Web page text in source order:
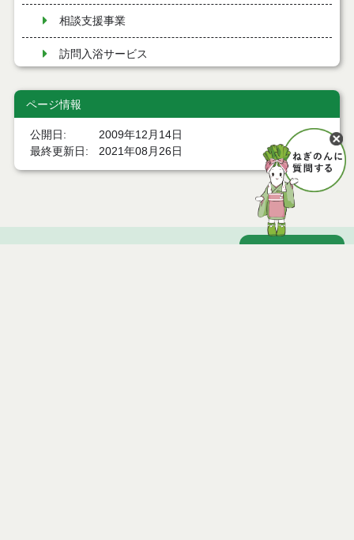
相談支援事業
訪問入浴サービス
レクリエーション活動等支援
芸術文化活動振興
意思疎通支援事業
ページ情報
公開日
2009年12月14日
最終更新日
2021年08月26日